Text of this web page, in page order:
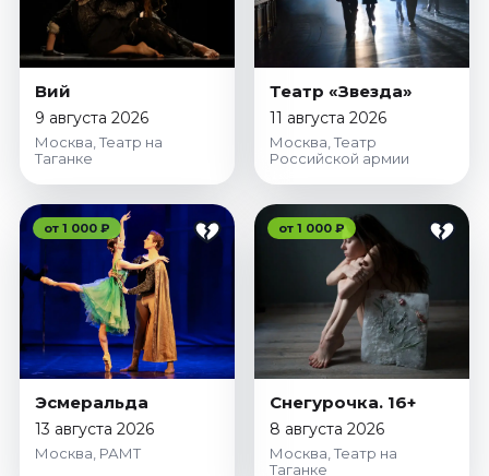
Вий
9 августа 2026
Москва, Театр на
Таганке
Театр «Звезда»
11 августа 2026
Москва, Театр
Российской армии
от 1 000 ₽
Эсмеральда
13 августа 2026
Москва, РАМТ
от 1 000 ₽
Снегурочка. 16+
8 августа 2026
Москва, Театр на
Таганке